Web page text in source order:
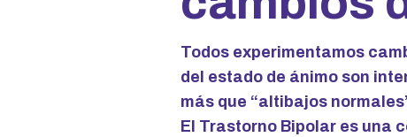
Todos experimentamos
del estado de ánimo son
más que “altibajos
El Trastorno Bipolar es una